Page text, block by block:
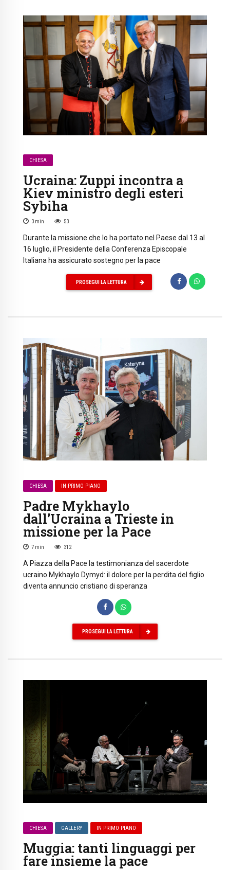
CHIESA
Ucraina: Zuppi incontra a
Kiev ministro degli esteri
Sybiha
3 min 53
Durante la missione che lo ha portato nel Paese dal 13 al
16 luglio, il Presidente della Conferenza Episcopale
Italiana ha assicurato sostegno per la pace
PROSEGUI LA LETTURA
CHIESA IN PRIMO PIANO
Padre Mykhaylo
dall’Ucraina a Trieste in
missione per la Pace
7 min 312
A Piazza della Pace la testimonianza del sacerdote
ucraino Mykhaylo Dymyd: il dolore per la perdita del figlio
diventa annuncio cristiano di speranza
PROSEGUI LA LETTURA
CHIESA GALLERY IN PRIMO PIANO
Muggia: tanti linguaggi per
fare insieme la pace